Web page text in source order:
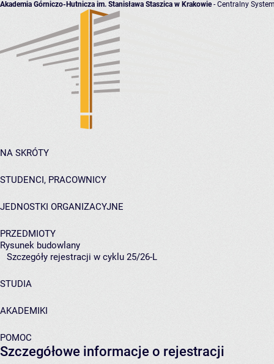
Akademia Górniczo-Hutnicza im. Stanisława Staszica w Krakowie- Centralny
NA SKRÓTY
STUDENCI, PRACOWNICY
JEDNOSTKI ORGANIZACYJNE
PRZEDMIOTY
Rysunek budowlany
Szczegóły rejestracji w cyklu 25/26-L
STUDIA
AKADEMIKI
POMOC
Szczegółowe informacje o rejestracji